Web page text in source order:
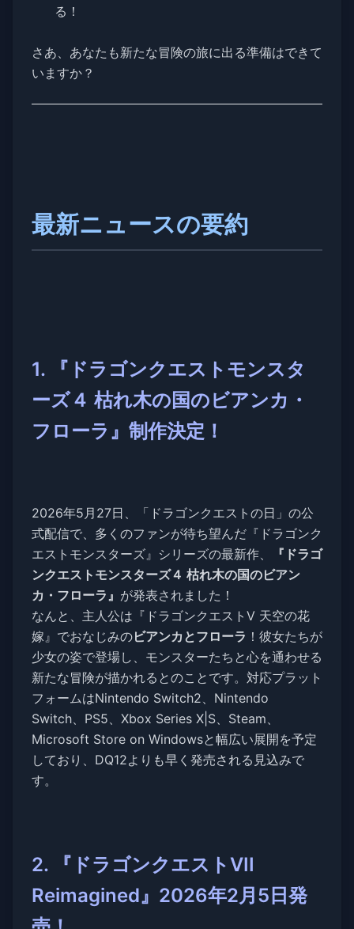
る！
さあ、あなたも新たな冒険の旅に出る準備はできて
いますか？
最新ニュースの要約
1. 『ドラゴンクエストモンスタ
ーズ４ 枯れ木の国のビアンカ・
フローラ』制作決定！
2026年5月27日、「ドラゴンクエストの日」の公
式配信で、多くのファンが待ち望んだ『ドラゴンク
エストモンスターズ』シリーズの最新作、
『ドラゴ
ンクエストモンスターズ４ 枯れ木の国のビアン
カ・フローラ』 が発表されました！
なんと、主人公は『ドラゴンクエストV 天空の花
嫁』でおなじみのビアンカとフローラ ！彼女たちが
少女の姿で登場し、モンスターたちと心を通わせる
新たな冒険が描かれるとのことです。対応プラット
フォームはNintendo Switch2、Nintendo
Switch、PS5、Xbox Series X|S、Steam、
Microsoft Store on Windowsと幅広い展開を予定
しており、DQ12よりも早く発売される見込みで
す。
2. 『ドラゴンクエストVII
Reimagined』2026年2月5日発